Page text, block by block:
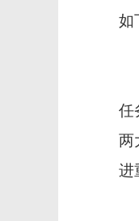
如
任
两
进